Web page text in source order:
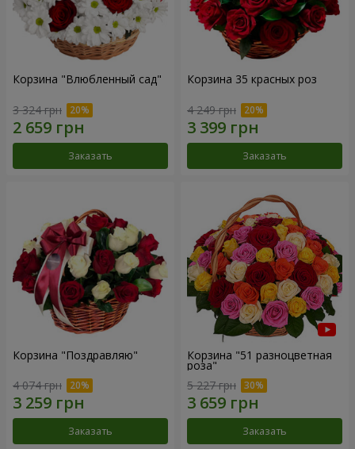
Корзина "Влюбленный сад"
3 324 грн
Заказать
Корзина 35 красных роз
4 249 грн
Заказать
Корзина "Поздравляю"
4 074 грн
Заказать
Корзина "51 разноцветная
роза"
5 227 грн
Заказать